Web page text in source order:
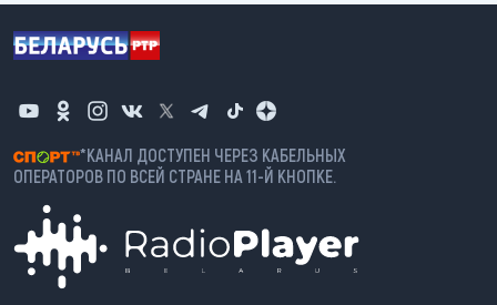
*КАНАЛ ДОСТУПЕН ЧЕРЕЗ КАБЕЛЬНЫХ
ОПЕРАТОРОВ ПО ВСЕЙ СТРАНЕ НА 11-Й КНОПКЕ.